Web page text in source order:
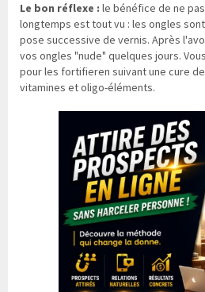
Le bon réflexe : le bénéfice de ne
longtemps est tout vu : les ongles
pose successive de vernis. Après
vos ongles "nude" quelques jours.
pour les fortifieren suivant une cure
vitamines et oligo-éléments.